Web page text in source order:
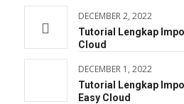
DECEMBER 2, 2022
Tutorial Lengkap
Cloud
DECEMBER 1, 2022
Tutorial Lengkap
Easy Cloud